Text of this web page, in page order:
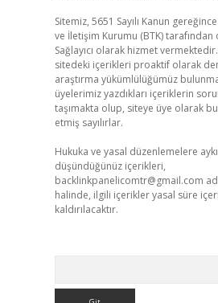
Sitemiz, 5651 Sayılı Kanun
ve İletişim Kurumu (BTK) tarafından
Sağlayıcı olarak hizmet
sitedeki içerikleri proaktif olarak
araştırma yükümlülüğümüz
üyelerimiz yazdıkları içeriklerin
taşımakta olup, siteye üye olarak
etmiş sayılırlar.
Hukuka ve yasal düzenlemelere
düşündüğünüz içerikleri,
backlinkpanelicomtr@gmail.com
halinde, ilgili içerikler yasal süre
kaldırılacaktır.